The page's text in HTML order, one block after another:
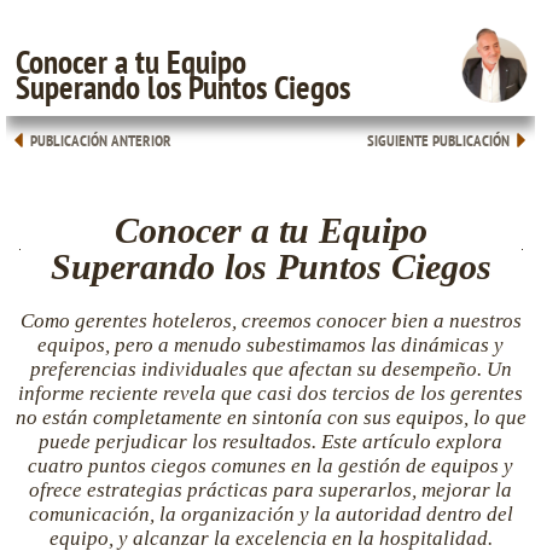
Conocer a tu Equipo
Superando los Puntos Ciegos
PUBLICACIÓN ANTERIOR SIGUIENTE PUBLICACIÓN
Conocer a tu Equipo
Superando los Puntos Ciegos
Como gerentes hoteleros, creemos conocer bien a nuestros
equipos, pero a menudo subestimamos las dinámicas y
preferencias individuales que afectan su desempeño. Un
informe reciente revela que casi dos tercios de los gerentes
no están completamente en sintonía con sus equipos, lo que
puede perjudicar los resultados. Este artículo explora
cuatro puntos ciegos comunes en la gestión de equipos y
ofrece estrategias prácticas para superarlos, mejorar la
comunicación, la organización y la autoridad dentro del
equipo, y alcanzar la excelencia en la hospitalidad.